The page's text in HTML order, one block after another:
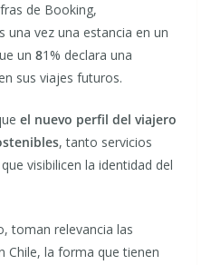
de Booking,
una vez una estancia en un
un 81% declara una
sus viajes futuros.
el nuevo perfil del viajero
, tanto servicios
visibilicen la identidad del
toman relevancia las
Chile, la forma que tienen